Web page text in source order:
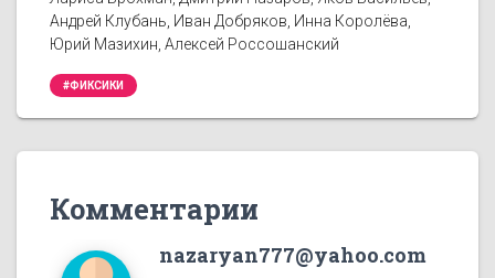
Андрей Клубань, Иван Добряков, Инна Королёва,
Юрий Мазихин, Алексей Россошанский
#ФИКСИКИ
Комментарии
nazaryan777@yahoo.com